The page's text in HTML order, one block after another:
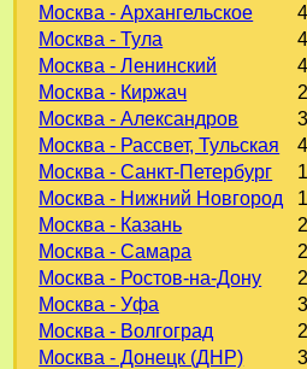
Москва - Архангельское
Москва - Тула
Москва - Ленинский
Москва - Киржач
Москва - Александров
Москва - Рассвет, Тульская
Москва - Санкт-Петербург
Москва - Нижний Новгород
Москва - Казань
Москва - Самара
Москва - Ростов-на-Дону
Москва - Уфа
Москва - Волгоград
Москва - Донецк (ДНР)